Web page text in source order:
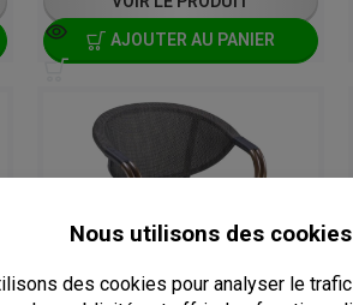
AJOUTER AU PANIER